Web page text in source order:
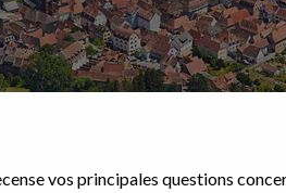
vos principales questions